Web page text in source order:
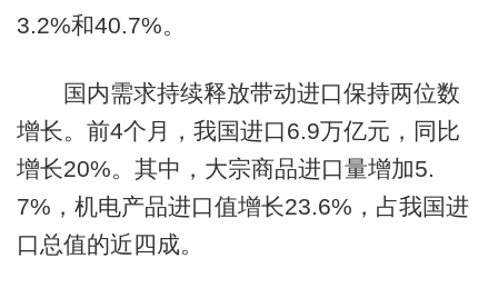
3.2%和40.7%。
国内需求持续释放带动进口保持两位数
增长。前4个月，我国进口6.9万亿元，同比
增长20%。其中，大宗商品进口量增加5.
7%，机电产品进口值增长23.6%，占我国进
口总值的近四成。